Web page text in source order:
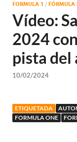
FORMULA 1 / FÓRMULA
Vídeo:
2024
pista del
10/02/2024
ETIQUETADA
FORMULA ONE